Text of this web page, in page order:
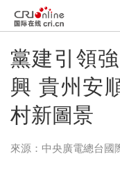
黨建引領
興 貴州安
村新圖景
來源：中央廣電總台國